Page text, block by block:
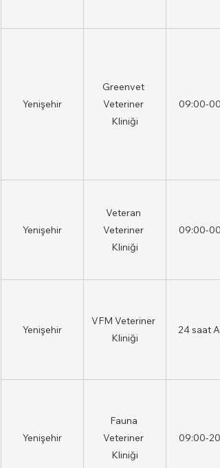
Yenişehir
Greenvet
Veteriner
Kliniği
09:00-
Yenişehir
Veteran
Veteriner
Kliniği
09:00-
Yenişehir
VFM Veteriner
Kliniği
24 saat
Yenişehir
Fauna
Veteriner
Kliniği
09:00-